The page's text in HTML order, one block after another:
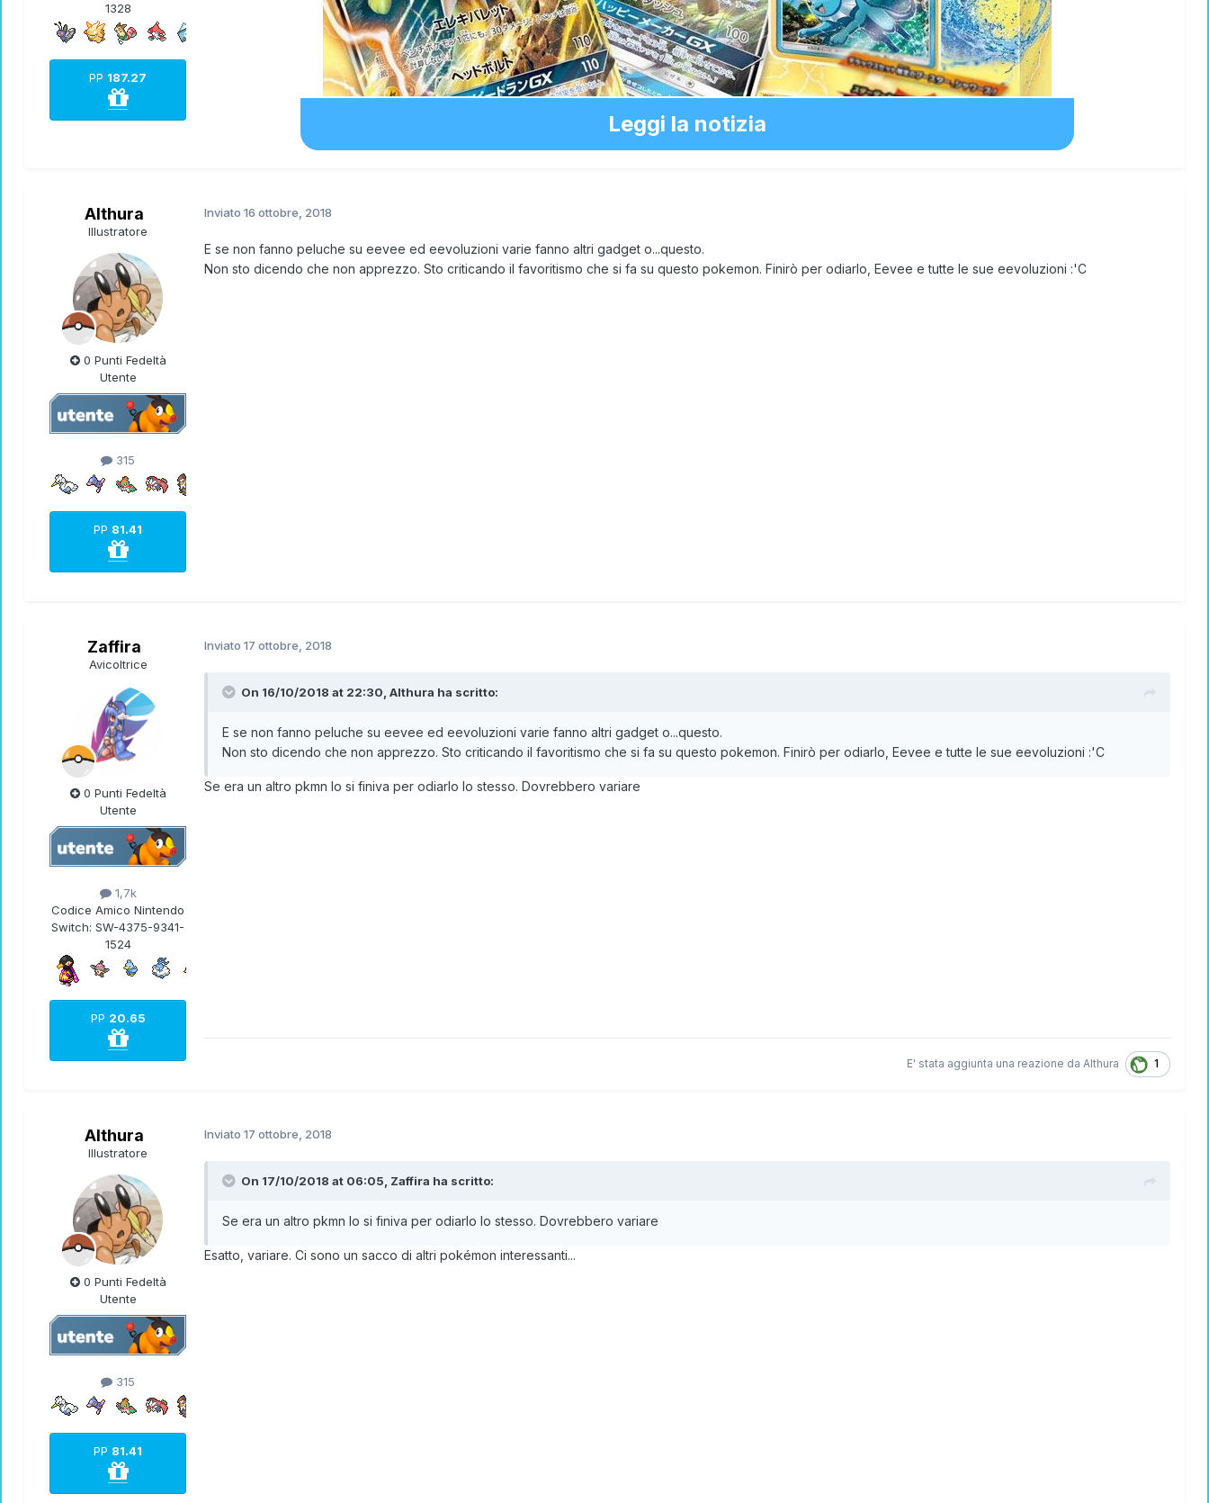
1328
PP 187.27
Leggi la notizia
Althura
Illustratore
0 Punti Fedeltà
Utente
315
PP 81.41
Inviato 16 ottobre, 2018
E se non fanno peluche su eevee ed eevoluzioni varie fanno altri gadget o...questo.
Non sto dicendo che non apprezzo. Sto criticando il favoritismo che si fa su questo pokemon. Finirò per odiarlo, Eevee e tutte le sue eevoluzioni :'C
Zaffira
Avicoltrice
0 Punti Fedeltà
Utente
1,7k
Codice Amico Nintendo
Switch: SW-4375-9341-
1524
PP 20.65
Inviato 17 ottobre, 2018
On 16/10/2018 at 22:30, Althura ha scritto:
E se non fanno peluche su eevee ed eevoluzioni varie fanno altri gadget o...questo.
Non sto dicendo che non apprezzo. Sto criticando il favoritismo che si fa su questo pokemon. Finirò per odiarlo, Eevee e tutte le sue eevoluzioni :'C
Se era un altro pkmn lo si finiva per odiarlo lo stesso. Dovrebbero variare
E' stata aggiunta una reazione da Althura 1
Althura
Illustratore
0 Punti Fedeltà
Utente
315
PP 81.41
Inviato 17 ottobre, 2018
On 17/10/2018 at 06:05, Zaffira ha scritto:
Se era un altro pkmn lo si finiva per odiarlo lo stesso. Dovrebbero variare
Esatto, variare. Ci sono un sacco di altri pokémon interessanti...